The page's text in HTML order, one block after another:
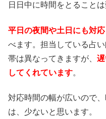
日日中に時間をとること
平日の夜間や土日にも対
べます。担当している占
帯は異なってきますが、
してくれています。
対応時間の幅が広いので
は、少ないと思います。